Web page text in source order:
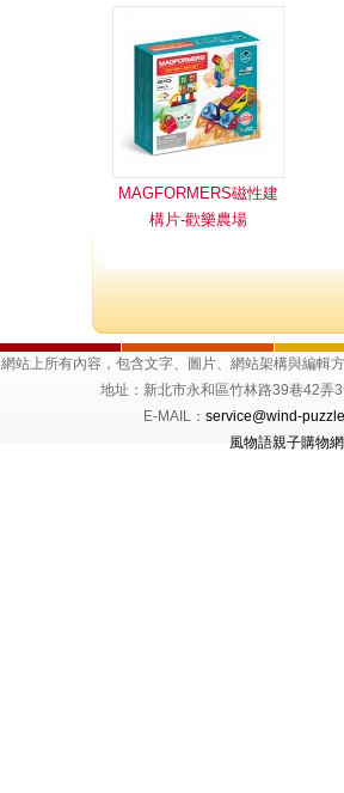
MAGFORMERS磁性建
構片-歡樂農場
網站上所有內容，包含文字、圖片、網站架構與編
地址：新北市永和區竹林路39巷
E-MAIL： service@wind-
風物語親子購物網